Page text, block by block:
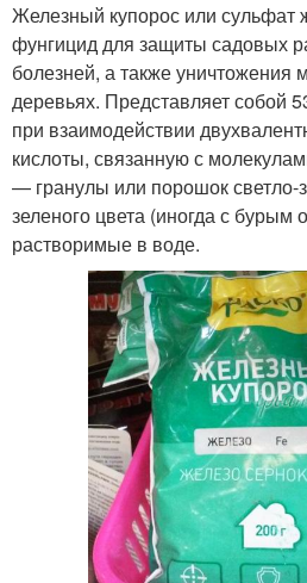
Железный купорос или сульфат
фунгицид для защиты садовых
болезней, а также уничтожения
деревьях. Представляет собой
при взаимодействии
кислоты, связанную с
— гранулы или порошок светло-
зеленого цвета (иногда с бурым
растворимые в воде.